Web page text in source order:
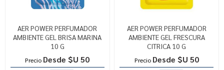
AER POWER PERFUMADOR
AMBIENTE GEL BRISA MARINA
10 G
Precio Desde $U 50
AER POWER PERFUMADOR
AMBIENTE GEL FRESCURA
CITRICA 10 G
Precio Desde $U 50